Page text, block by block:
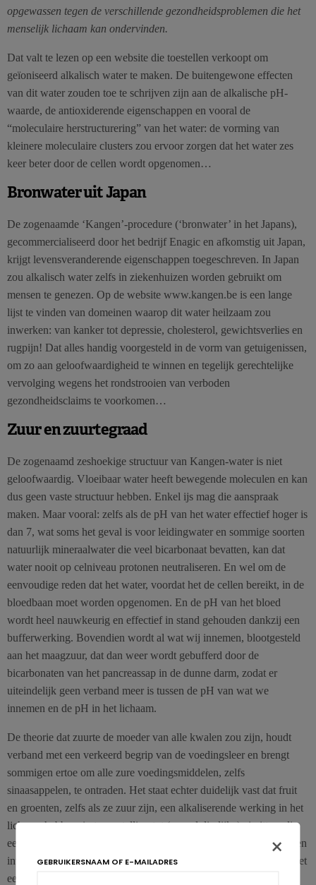
opgewassen tegen de verschillende gezondheidsproblemen die het
menselijk lichaam kan ondervinden.
Dat valt te lezen op een website die toestellen verkoopt om
geïoniseerd alkalisch water te maken. De buitengewone effecten
van dit water zouden toe te schrijven zijn aan de alkalische pH-
waarde, de antioxiderende eigenschappen en vooral de
“moleculaire herstructurering” van het water: de vorming van
kleinere moleculaire clusters zou ervoor zorgen dat het water zes
keer beter door de cellen wordt opgenomen…
Bronwater uit Japan
De zogenaamde ‘Kangen’-procedure (‘bronwater’ in het Japans),
gecommercialiseerd door het bedrijf Enagic en afkomstig uit Japan,
krijgt levensveranderende eigenschappen toegeschreven. In Japan
zou alkalisch water zelfs in ziekenhuizen worden gebruikt om
mensen te genezen. Op de website www.kangen.be is een lange
lijst te vinden van domeinen waarop dit water heilzaam zou
inwerken: van kanker tot depressie, cholesterol, gewichtsverlies en
rugpijn! Dat alles handig voorgesteld in de vorm van getuigenissen,
om zo aan geloofwaardigheid te winnen en tegelijk gerechtelijke
vervolging wegens het rondstrooien van verboden
gezondheidsclaims te voorkomen…
Zuur en zuurtegraad
De zogenaamd zeshoekige structuur van Kangen-water is niet
geloofwaardig. Vloeibaar water heeft bewegende moleculen en kan
dus geen vaste structuur hebben. Enkel ijs mag die aanspraak
maken. Maar vooral: zelfs als de pH van het water effectief hoger is
dan 7, wat soms het geval is voor leidingwater en sommige soorten
natuurlijk mineraalwater die veel bicarbonaat bevatten, kan dat
water nooit op celniveau protonen neutraliseren. En wel om de
eenvoudige reden dat het water, voordat het de cellen bereikt, in de
bloedbaan moet worden opgenomen. En de pH van het bloed
wordt heel nauwkeurig en effectief in stand gehouden dankzij een
bufferwerking. Bovendien wordt al wat wij innemen, blootgesteld
aan het maagzuur, dat dan weer wordt gebufferd door de
bicarbonaten van het pancreassap in de dunne darm, zodat er
uiteindelijk geen verband meer is tussen de pH van wat we
innemen en de pH in het lichaam.
De theorie dat zuurte de moeder van alle kwalen zou zijn, houdt
verband met een verkeerd begrip van de voedingsleer en brengt
sommigen ertoe om alle zure voedingsmiddelen, zelfs
sinaasappelen, te ontraden. Het staat echter duidelijk vast dat fruit
en groenten, zelfs als ze zuur zijn, een alkaliserende werking in het
lichaam hebben, in tegenstelling tot (vooral dierlijke) eiwitten, die
een verzurend effect hebben. En het water dat we drinken kan geen
invloed hebben op de zuurtegraad in de cellen, zelfs niet als het met
een Kangenapparaat van bijna 3000 euro wordt gemaakt!
×
GEBRUIKERSNAAM OF E-MAILADRES